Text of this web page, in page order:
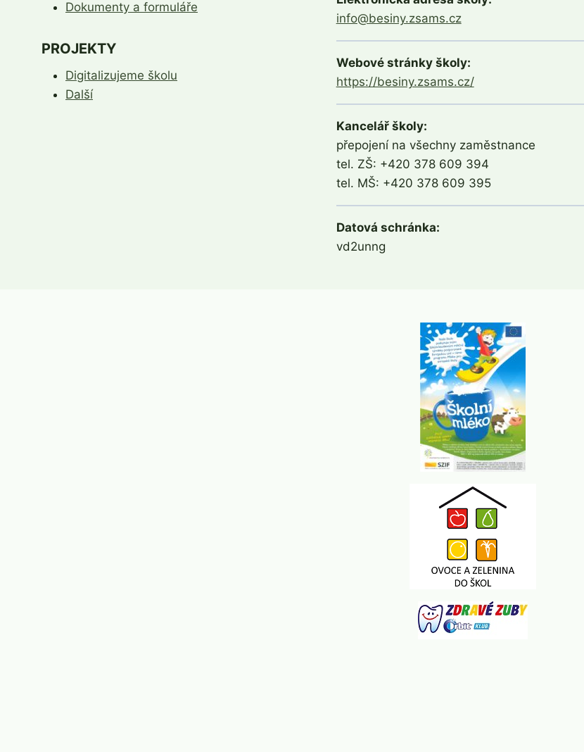
Dokumenty a formuláře
PROJEKTY
Digitalizujeme školu
Další
info@besiny.zsams.cz
Webové stránky školy:
https://besiny.zsams.cz/
Kancelář školy:
přepojení na všechny zaměstnance
tel. ZŠ: +420 378 609 394
tel. MŠ: +420 378 609 395
Datová schránka:
vd2unng